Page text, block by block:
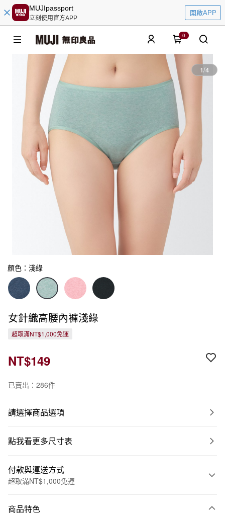
MUJIpassport
立刻使用官方APP
開啟APP
0
1/4
顏色：淺綠
女針織高腰內褲淺綠
超取滿NT$1,000免運
NT$149
已賣出：286件
請選擇商品選項
點我看更多尺寸表
付款與運送方式
超取滿NT$1,000免運
信用卡一次付款
商品特色